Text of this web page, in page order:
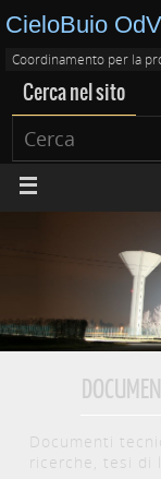
CieloBuio OdV
Coordinamento per la
Cerca nel sito
Documenti
ricerche, tesi di